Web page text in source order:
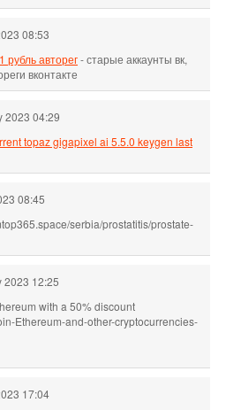
08:53
рубль авторег- старые аккаунты вк,
вконтакте
2023 04:29
topaz gigapixel ai 5.5.0 keygen last
08:45
serbia/prostatitis/prostate-
2023 12:25
with a 50% discount
Ethereum-and-other-cryptocurrencies-
17:04